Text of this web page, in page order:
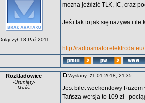
18 Paź 2011
można jeździć TLK, IC, oraz
Jeśli tak to jak się nazywa i ile
http://radioamator.elektroda.eu/
Rozkładowiec
-Usunięty-
Gość
Wysłany: 21-01-2018, 21:35
Jest bilet weekendowy Razem
Tańsza wersja to 109 zł -